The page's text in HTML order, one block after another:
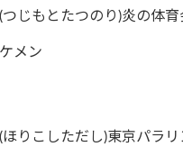
じもとたつのり)炎の体
メン
ほりこしただし)東京パラ